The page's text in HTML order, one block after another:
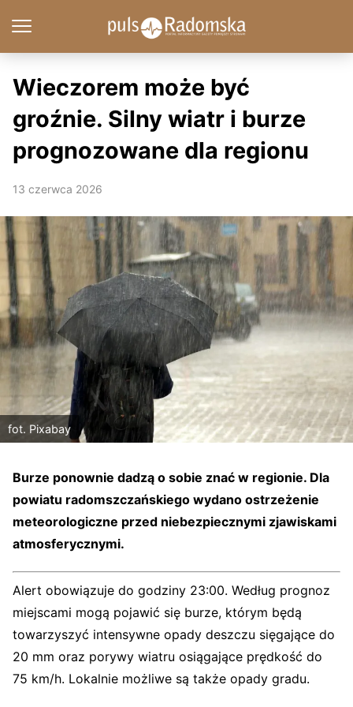
Wieczorem może być
groźnie. Silny wiatr i burze
prognozowane dla regionu
13 czerwca 2026
fot. Pixabay
Burze ponownie dadzą o sobie znać w regionie. Dla
powiatu radomszczańskiego wydano ostrzeżenie
meteorologiczne przed niebezpiecznymi zjawiskami
atmosferycznymi.
Alert obowiązuje do godziny 23:00. Według prognoz
miejscami mogą pojawić się burze, którym będą
towarzyszyć intensywne opady deszczu sięgające do
20 mm oraz porywy wiatru osiągające prędkość do
75 km/h. Lokalnie możliwe są także opady gradu.